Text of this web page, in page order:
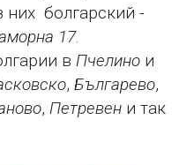
них болгарский -
17.
в Пчелино и
, Българево,
, Петревен и так